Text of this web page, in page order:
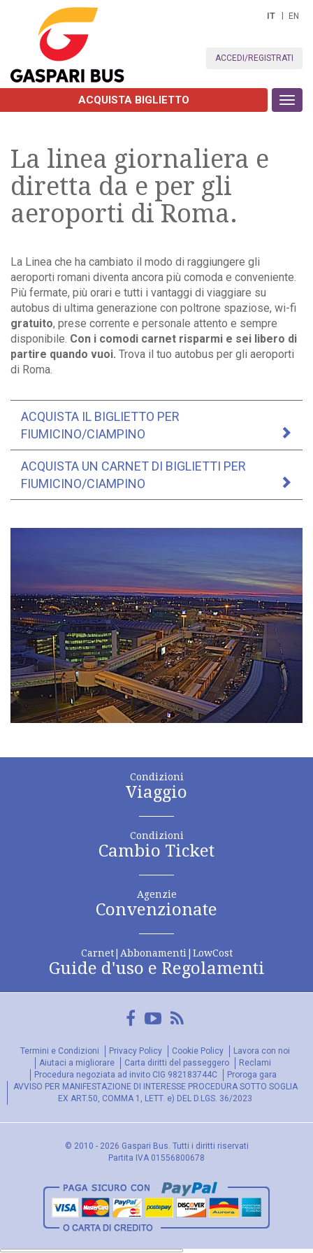
ACCEDI/REGISTRATI
IT EN
ACQUISTA BIGLIETTO
La linea giornaliera e
diretta da e per gli
aeroporti di Roma.
La Linea che ha cambiato il modo di raggiungere gli
aeroporti romani diventa ancora più comoda e conveniente.
Più fermate, più orari e tutti i vantaggi di viaggiare su
autobus di ultima generazione con poltrone spaziose, wi-fi
gratuito, prese corrente e personale attento e sempre
disponibile. Con i comodi carnet risparmi e sei libero di
partire quando vuoi. Trova il tuo autobus per gli aeroporti
di Roma.
ACQUISTA IL BIGLIETTO PER
FIUMICINO/CIAMPINO
ACQUISTA UN CARNET DI BIGLIETTI PER
FIUMICINO/CIAMPINO
Condizioni
Viaggio
Condizioni
Cambio Ticket
Agenzie
Convenzionate
Carnet|Abbonamenti|LowCost
Guide d'uso e Regolamenti
FacebookYouTube
Termini e Condizioni Privacy Policy Cookie Policy
Lavora con noi
Aiutaci a migliorare
Carta diritti del passeggero
Reclami
Procedura negoziata ad invito CIG 982183744C
Proroga gara
AVVISO PER MANIFESTAZIONE DI INTERESSE PROCEDURA SOTTO SOGLIA
EX ART.50, COMMA 1, LETT. e) DEL D.LGS. 36/2023
© 2010 - 2026 Gaspari Bus. Tutti i diritti riservati
Partita IVA 01556800678